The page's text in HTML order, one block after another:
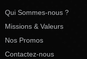
Qui Sommes-nous ?
Missions & Valeurs
Nos Promos
Contactez-nous